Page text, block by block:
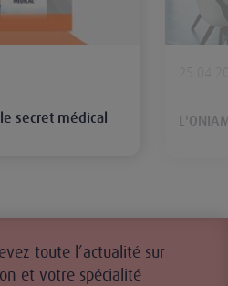
secret médical
toute l’actualité sur
et votre spécialité